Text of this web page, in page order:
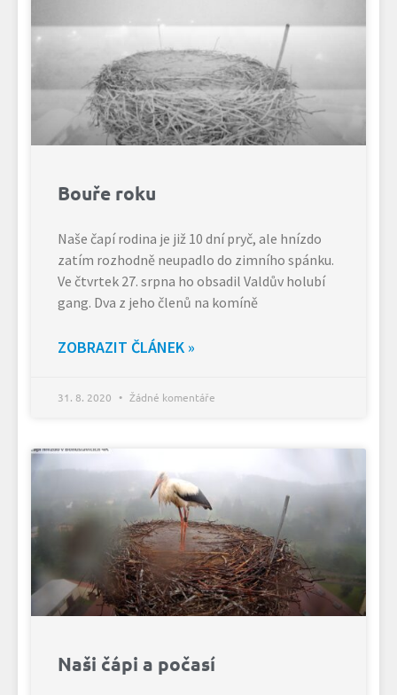
Bouře roku
Naše čapí rodina je již 10 dní pryč, ale hnízdo
zatím rozhodně neupadlo do zimního spánku.
Ve čtvrtek 27. srpna ho obsadil Valdův holubí
gang. Dva z jeho členů na komíně
ZOBRAZIT ČLÁNEK »
31. 8. 2020 Žádné komentáře
Naši čápi a počasí